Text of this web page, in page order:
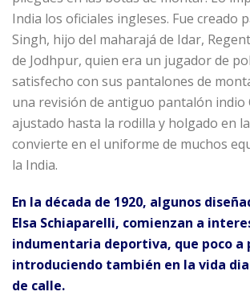
India los oficiales ingleses. Fue creado
Singh, hijo del maharajá de Idar,
de Jodhpur, quien era un jugador de
satisfecho con sus pantalones de
una revisión de antiguo pantalón indio
ajustado hasta la rodilla y holgado en
convierte en el uniforme de muchos
la India.
En la década de 1920, algunos
Elsa Schiaparelli, comienzan a
indumentaria deportiva, que poco a
introduciendo también en la vida
de calle.